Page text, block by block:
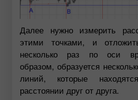
Далее нужно измерить
этими точками, и
несколько раз по оси
образом, образуется
линий, которые
расстоянии друг от друга.